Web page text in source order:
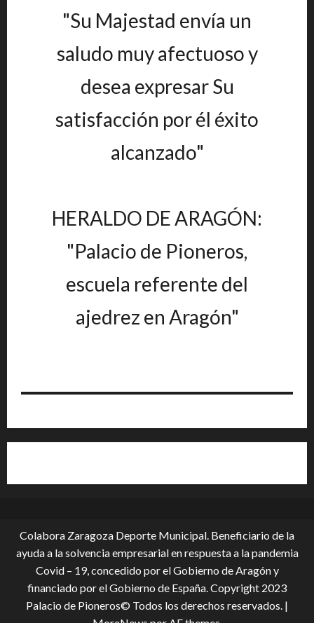
"Su Majestad envía un
saludo muy afectuoso y
desea expresar Su
satisfacción por él éxito
alcanzado"
HERALDO DE ARAGÓN:
"Palacio de Pioneros,
escuela referente del
ajedrez en Aragón"
Colabora Zaragoza Deporte Municipal. Beneficiario de la
ayuda a la solvencia empresarial en respuesta a la pandemia
Covid – 19, conce­dido por el Gobierno de Aragón y
financiado por el Gobierno de España. Copyright 2023
Palacio de Pioneros© Todos los derechos reservados. |